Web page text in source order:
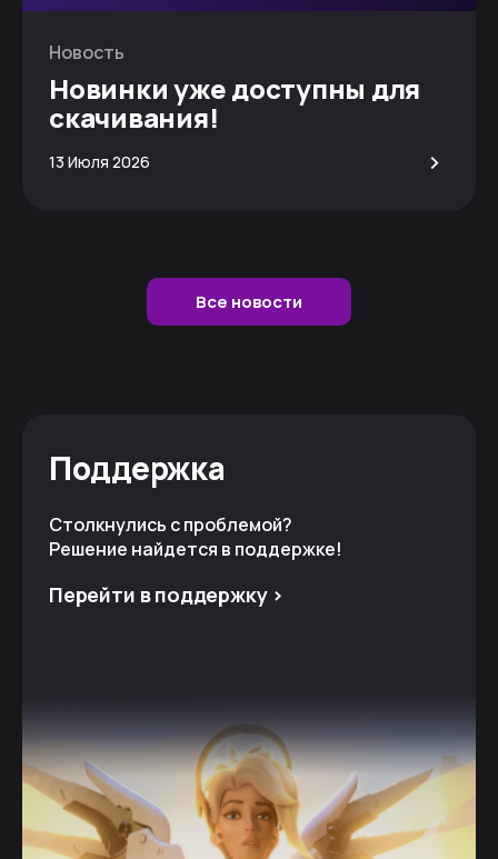
Новость
Новинки уже доступны для
скачивания!
13 Июля 2026 >
Все новости
Поддержка
Столкнулись с проблемой?
Решение найдется в поддержке!
Перейти в поддержку >